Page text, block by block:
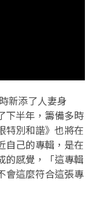
新添了人妻身
下半年，籌備多時
特別和諧》也將在
自己的專輯，是在
的感覺，「這專輯
會這麼符合這張專